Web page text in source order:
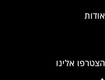
אודות
הצטרפו אלינו